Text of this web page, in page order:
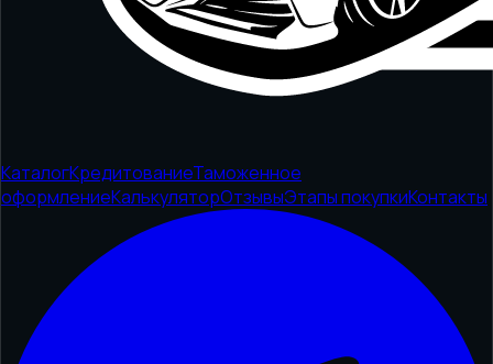
КаталогКредитованиеТаможенное
оформлениеКалькуляторОтзывыЭтапы покупкиКонтакты